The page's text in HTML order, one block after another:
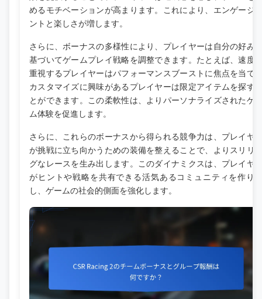
めるモチベーションが高まります。これにより、エンゲージ
ントと楽しさが増します。
さらに、ボーナスの多様性により、プレイヤーは自分の好み
基づいてゲームプレイ戦略を調整できます。たとえば、速度
重視するプレイヤーはパフォーマンスブーストに焦点を当て
カスタマイズに興味があるプレイヤーは限定アイテムを探す
とができます。この柔軟性は、よりパーソナライズされたゲ
ム体験を促進します。
さらに、これらのボーナスから得られる競争力は、プレイヤ
が挑戦に立ち向かうための装備を整えることで、よりスリリ
グなレースを生み出します。このダイナミクスは、プレイヤ
がヒントや戦略を共有できる活気あるコミュニティを作り
し、ゲームの社会的側面を強化します。